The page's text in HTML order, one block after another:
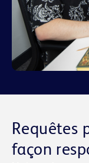
Requêtes
façon